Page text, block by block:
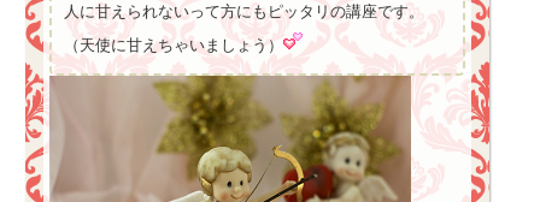
人に甘えられないって方にもピッタリの講座です。
（天使に甘えちゃいましょう）